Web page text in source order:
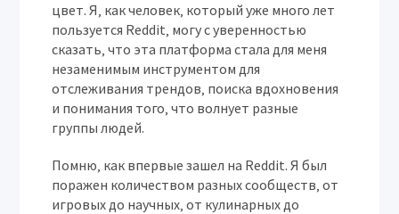
цвет. Я‚ как человек‚ который уже много лет
пользуется Reddit‚ могу с уверенностью
сказать‚ что эта платформа стала для меня
незаменимым инструментом для
отслеживания трендов‚ поиска вдохновения
и понимания того‚ что волнует разные
группы людей.
Помню‚ как впервые зашел на Reddit. Я был
поражен количеством разных сообществ‚ от
игровых до научных‚ от кулинарных до